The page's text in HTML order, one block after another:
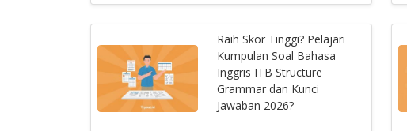
Raih Skor Tinggi? Pelajari
Kumpulan Soal Bahasa
Inggris ITB Structure
Grammar dan Kunci
Jawaban 2026?